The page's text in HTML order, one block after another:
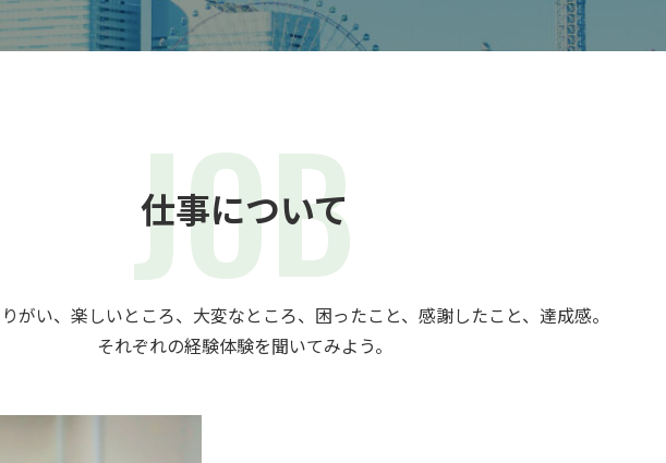
仕事について
がい、楽しいところ、大変なところ、困ったこと、感謝したこと、達成感。
それぞれの経験体験を聞いてみよう。